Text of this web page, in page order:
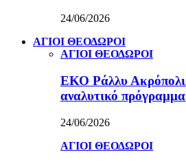
24/06/2026
ΑΓΙΟΙ ΘΕΟΔΩΡΟΙ
ΑΓΙΟΙ ΘΕΟΔΩΡΟΙ
ΕΚΟ Ράλλυ
αναλυτικό
24/06/2026
ΑΓΙΟΙ ΘΕΟΔΩΡΟΙ